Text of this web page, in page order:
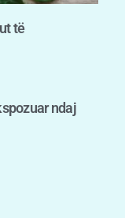
të
ndaj